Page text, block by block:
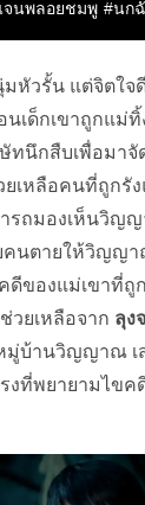
หัวรั้น แต่จิตใจ
เด็กเขาถูกแม่ทิ้
ทนึกสืบเพื่อมาจั
ยเหลือคนที่ถูกรั
รถมองเห็นวิญ
นตายให้วิญญา
ของแม่เขาที่ถู
วยเหลือจาก ลุง
มู่บ้านวิญญาณ เ
งที่พยายามไข